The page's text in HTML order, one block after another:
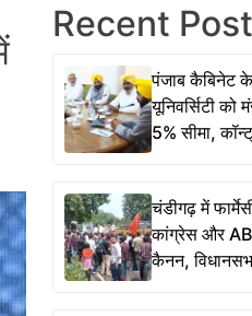
Recent
पंजाब कैबिनेट
यूनिवर्सिटी
5% सीमा,
चंडीगढ़ में
कांग्रेस और
कैनन,